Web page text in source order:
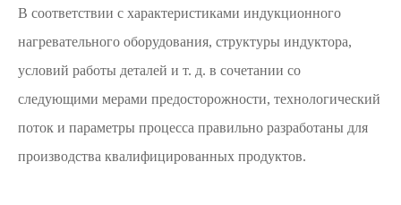
В соответствии с характеристиками индукционного
нагревательного оборудования, структуры индуктора,
условий работы деталей и т. д. в сочетании со
следующими мерами предосторожности, технологический
поток и параметры процесса правильно разработаны для
производства квалифицированных продуктов.